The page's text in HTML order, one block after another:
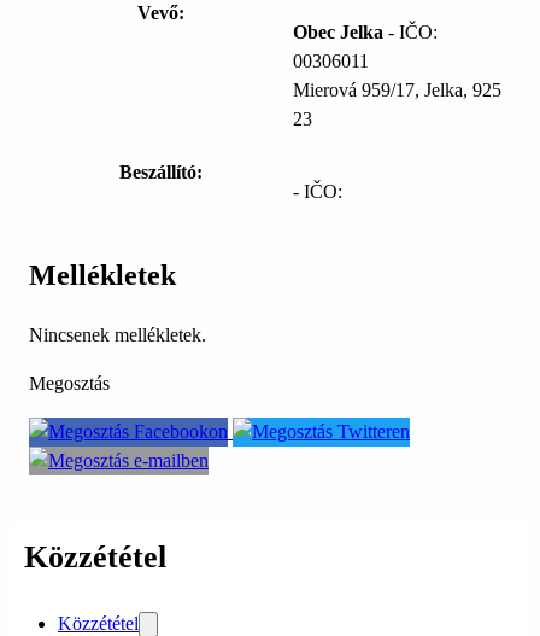
Vevő:
Obec Jelka - IČO:
00306011
Mierová 959/17, Jelka, 925
23
Beszállító:
- IČO:
Mellékletek
Nincsenek mellékletek.
Megosztás
Közzététel
Közzététel